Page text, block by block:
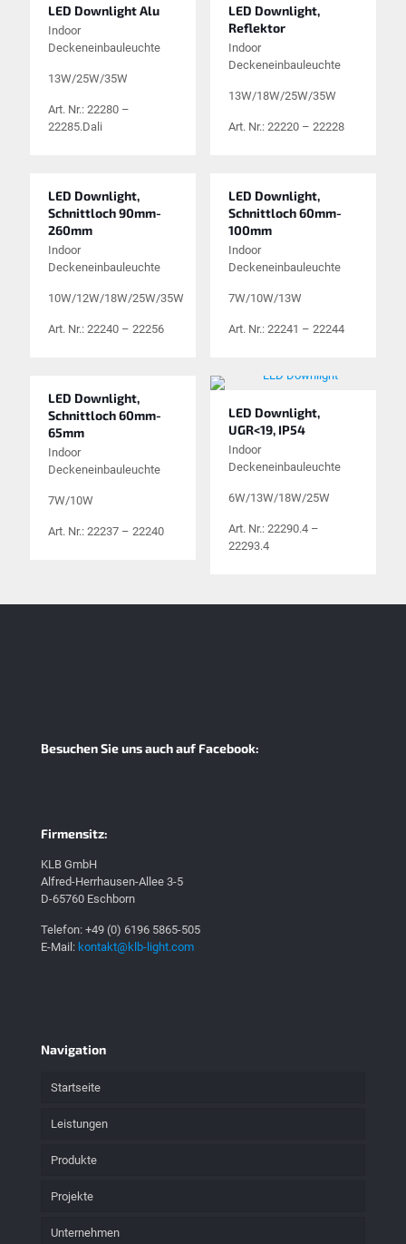
LED Downlight Alu
Indoor
Deckeneinbauleuchte
13W/25W/35W
Art. Nr.: 22280 –
22285.Dali
LED Downlight,
Reflektor
Indoor
Deckeneinbauleuchte
13W/18W/25W/35W
Art. Nr.: 22220 – 22228
LED Downlight,
Schnittloch 90mm-
260mm
Indoor
Deckeneinbauleuchte
10W/12W/18W/25W/35W
Art. Nr.: 22240 – 22256
LED Downlight,
Schnittloch 60mm-
100mm
Indoor
Deckeneinbauleuchte
7W/10W/13W
Art. Nr.: 22241 – 22244
LED Downlight,
Schnittloch 60mm-
65mm
Indoor
Deckeneinbauleuchte
7W/10W
Art. Nr.: 22237 – 22240
LED Downlight,
UGR<19, IP54
Indoor
Deckeneinbauleuchte
6W/13W/18W/25W
Art. Nr.: 22290.4 –
22293.4
Besuchen Sie uns auch auf Facebook:
Firmensitz:
KLB GmbH
Alfred-Herrhausen-Allee 3-5
D-65760 Eschborn
Telefon: +49 (0) 6196 5865-505
E-Mail: kontakt@klb-light.com
Navigation
Startseite
Leistungen
Produkte
Projekte
Unternehmen